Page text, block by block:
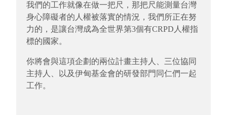
我們的工作就像在做一把尺，那把尺能測量台灣
身心障礙者的人權被落實的情況，我們所正在努
力的，是讓台灣成為全世界第3個有CRPD人權指
標的國家。
你將會與這項企劃的兩位計畫主持人、三位協同
主持人、以及伊甸基金會的研發部門同仁們一起
工作。